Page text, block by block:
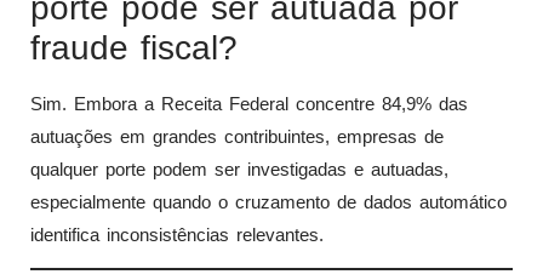
porte pode ser autuada por
fraude fiscal?
Sim. Embora a Receita Federal concentre 84,9% das
autuações em grandes contribuintes, empresas de
qualquer porte podem ser investigadas e autuadas,
especialmente quando o cruzamento de dados automático
identifica inconsistências relevantes.